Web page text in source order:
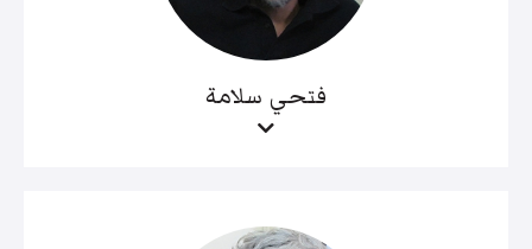
فتحي سلامة